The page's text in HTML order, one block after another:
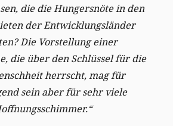
die die Hungersnöte in den
der Entwicklungsländer
Die Vorstellung einer
die über den Schlüssel für die
herrscht, mag für
sein aber für sehr viele